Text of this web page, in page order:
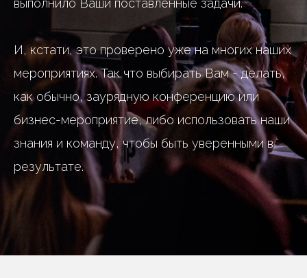
И, кстати, это проверено уже на многих наших
мероприятиях. Так что выбирать Вам - делать,
как обычно, заурядную конференцию или
бизнес-мероприятие, либо использовать наши
знания и команду, чтобы быть уверенными в
результате.